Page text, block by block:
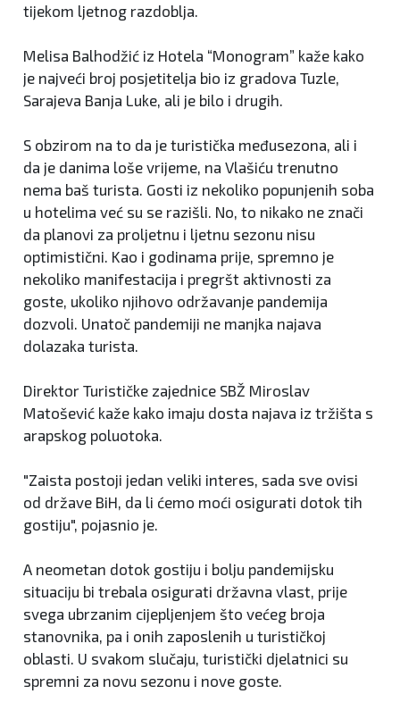
tijekom ljetnog razdoblja.
Melisa Balhodžić iz Hotela “Monogram” kaže kako
je najveći broj posjetitelja bio iz gradova Tuzle,
Sarajeva Banja Luke, ali je bilo i drugih.
S obzirom na to da je turistička međusezona, ali i
da je danima loše vrijeme, na Vlašiću trenutno
nema baš turista. Gosti iz nekoliko popunjenih soba
u hotelima već su se razišli. No, to nikako ne znači
da planovi za proljetnu i ljetnu sezonu nisu
optimistični. Kao i godinama prije, spremno je
nekoliko manifestacija i pregršt aktivnosti za
goste, ukoliko njihovo održavanje pandemija
dozvoli. Unatoč pandemiji ne manjka najava
dolazaka turista.
Direktor Turističke zajednice SBŽ Miroslav
Matošević kaže kako imaju dosta najava iz tržišta s
arapskog poluotoka.
"Zaista postoji jedan veliki interes, sada sve ovisi
od države BiH, da li ćemo moći osigurati dotok tih
gostiju", pojasnio je.
A neometan dotok gostiju i bolju pandemijsku
situaciju bi trebala osigurati državna vlast, prije
svega ubrzanim cijepljenjem što većeg broja
stanovnika, pa i onih zaposlenih u turističkoj
oblasti. U svakom slučaju, turistički djelatnici su
spremni za novu sezonu i nove goste.